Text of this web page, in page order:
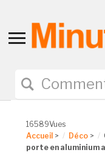
Toggle
navigation
16589Vues
Accueil > Déco >
porte en aluminium